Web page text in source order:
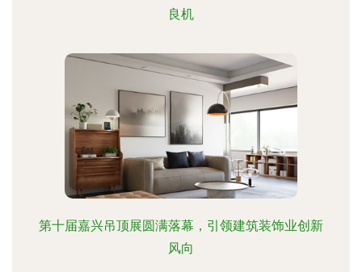
良机
第十届嘉兴吊顶展圆满落幕，引领建筑装饰业创新
风向